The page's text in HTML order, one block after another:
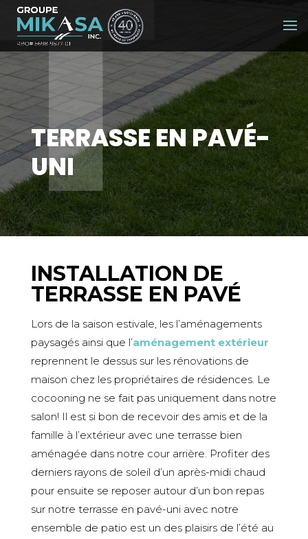
TERRASSE EN PAVÉ-
UNI
INSTALLATION DE
TERRASSE EN PAVÉ
Lors de la saison estivale, les l’aménagements
paysagés ainsi que l’aménagement extérieur
reprennent le dessus sur les rénovations de
maison chez les propriétaires de résidences. Le
cocooning ne se fait pas uniquement dans notre
salon! Il est si bon de recevoir des amis et de la
famille à l’extérieur avec une terrasse bien
aménagée dans notre cour arrière. Profiter des
derniers rayons de soleil d’un après-midi chaud
pour ensuite se reposer autour d’un bon repas
sur notre terrasse en pavé-uni avec notre
ensemble de patio est un des plaisirs de l’été au